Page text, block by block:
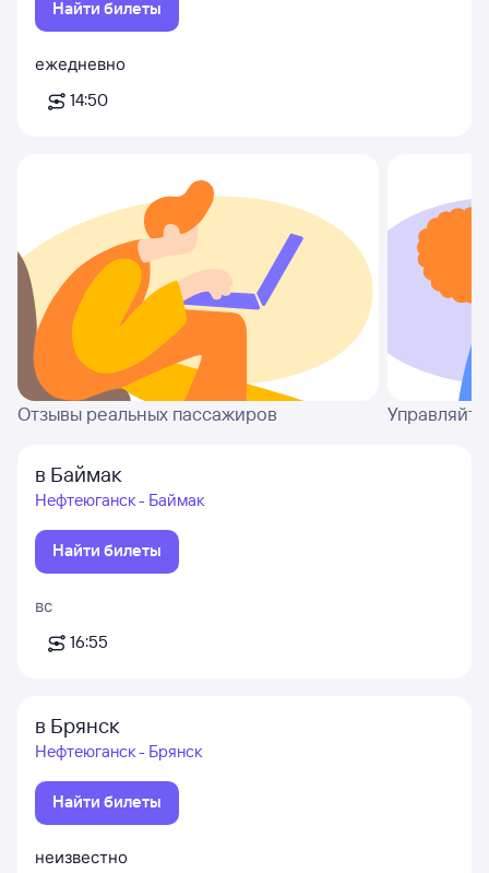
Найти билеты
ежедневно
14:50
Отзывы реальных пассажиров
в Баймак
Нефтеюганск - Баймак
Найти билеты
вс
16:55
в Брянск
Нефтеюганск - Брянск
Найти билеты
неизвестно